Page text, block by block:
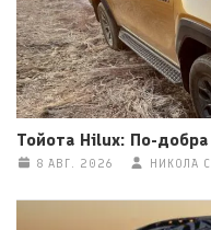
Тойота Hilux: По-добра
8 АВГ. 2026 НИКОЛА